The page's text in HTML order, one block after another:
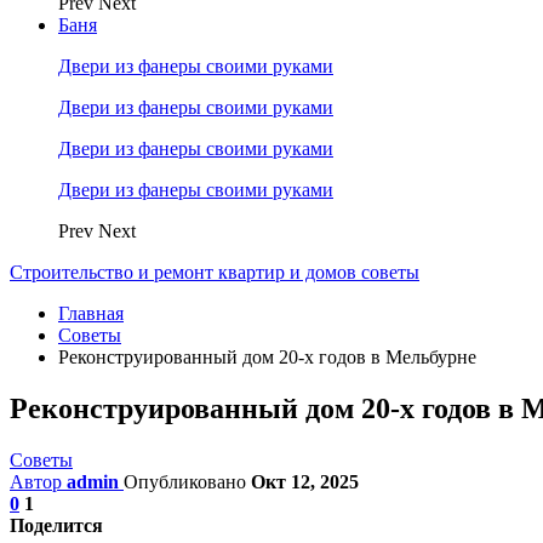
Баня
Двери из фанеры своими руками
Двери из фанеры своими руками
Двери из фанеры своими руками
Двери из фанеры своими руками
Prev Next
Строительство и ремонт квартир и домов советы
Главная
Советы
Реконструированный дом 20-х годов в Мельбурне
Реконструированный дом 20-х годов в
Советы
Автор admin Опубликовано Окт 12, 2025
0 1
Поделится